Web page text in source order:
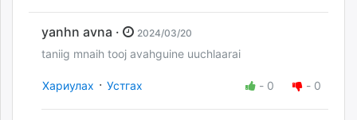
yanhn avna · 2024/03/20
taniig mnaih tooj avahguine uuchlaarai
Хариулах · Устгах - 0 - 0